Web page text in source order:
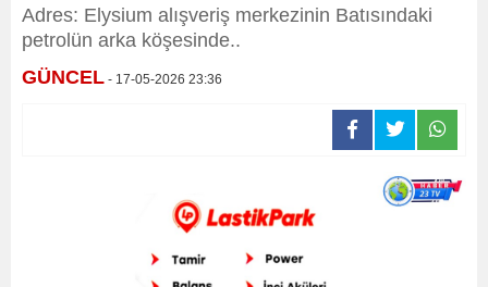
Adres: Elysium alışveriş merkezinin Batısındaki
petrolün arka köşesinde..
GÜNCEL - 17-05-2026 23:36